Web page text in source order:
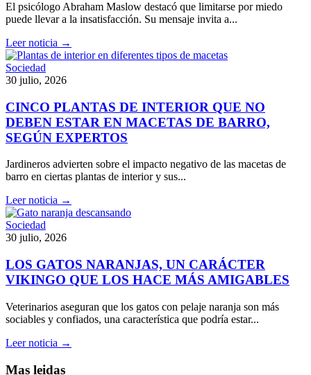
El psicólogo Abraham Maslow destacó que limitarse por miedo
puede llevar a la insatisfacción. Su mensaje invita a...
Leer noticia →
Sociedad
30 julio, 2026
CINCO PLANTAS DE INTERIOR QUE NO
DEBEN ESTAR EN MACETAS DE BARRO,
SEGÚN EXPERTOS
Jardineros advierten sobre el impacto negativo de las macetas de
barro en ciertas plantas de interior y sus...
Leer noticia →
Sociedad
30 julio, 2026
LOS GATOS NARANJAS, UN CARÁCTER
VIKINGO QUE LOS HACE MÁS AMIGABLES
Veterinarios aseguran que los gatos con pelaje naranja son más
sociables y confiados, una característica que podría estar...
Leer noticia →
Mas leidas